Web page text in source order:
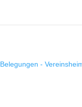
Belegungen -